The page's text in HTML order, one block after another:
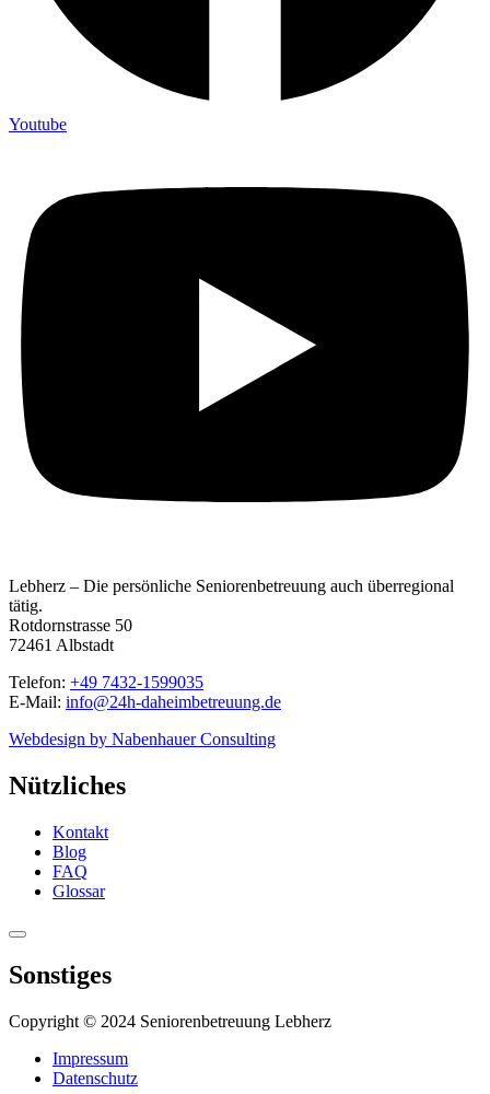
Youtube
Lebherz – Die persönliche Seniorenbetreuung auch überregional
tätig.
Rotdornstrasse 50
72461 Albstadt
Telefon: +49 7432-1599035
E-Mail: info@24h-daheimbetreuung.de
Webdesign by Nabenhauer Consulting
Nützliches
Kontakt
Blog
FAQ
Glossar
Sonstiges
Copyright © 2024 Seniorenbetreuung Lebherz
Impressum
Datenschutz